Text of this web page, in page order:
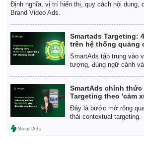
Kinh tế
Định nghĩa, vị trí hiển thị, quy cách nội dung,
Brand Video Ads.
Smartads Targeting:
trên hệ thống quảng
SmartAds tập trung vào
tượng, đúng ngữ cảnh
SmartAds chính thức
Targeting theo 'cảm
Đây là bước mở rộng
thái contextual targeting.